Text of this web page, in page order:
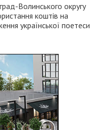
Волинського округу
коштів на
української поетеси